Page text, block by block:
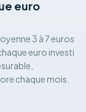
euro
3 à 7 euros
euro investi
chaque mois.